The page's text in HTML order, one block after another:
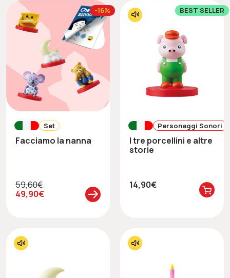
-16%
Set
Facciamo la nanna
49,90€
59,60€
BEST SELLER
Personaggi Sonori
I tre porcellini e altre
storie
14,90€